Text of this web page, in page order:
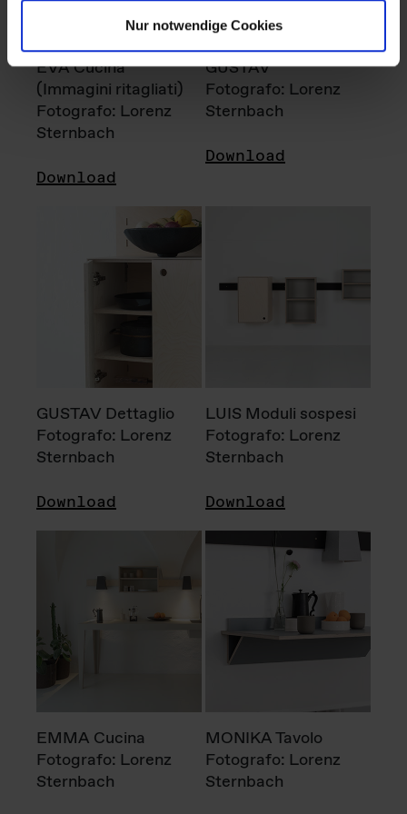
Nur notwendige Cookies
EVA Cucina
(Immagini ritagliati)
Fotografo: Lorenz
Sternbach
Download
GUSTAV
Fotografo: Lorenz
Sternbach
Download
GUSTAV Dettaglio
Fotografo: Lorenz
Sternbach
Download
LUIS Moduli sospesi
Fotografo: Lorenz
Sternbach
Download
EMMA Cucina
Fotografo: Lorenz
Sternbach
MONIKA Tavolo
Fotografo: Lorenz
Sternbach